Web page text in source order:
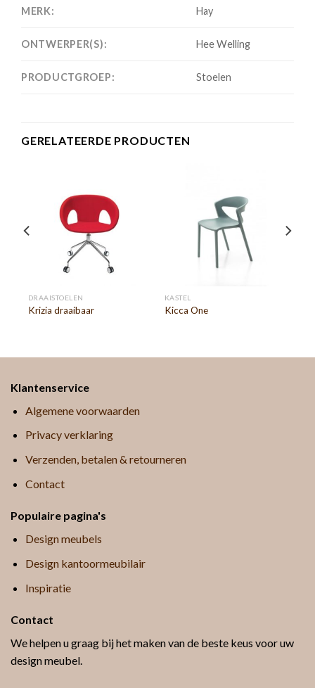
MERK: Hay
ONTWERPER(S): Hee Welling
PRODUCTGROEP: Stoelen
GERELATEERDE PRODUCTEN
DRAAISTOELEN
Krizia draaibaar
KASTEL
Kicca One
Klantenservice
Algemene voorwaarden
Privacy verklaring
Verzenden, betalen & retourneren
Contact
Populaire pagina's
Design meubels
Design kantoormeubilair
Inspiratie
Contact
We helpen u graag bij het maken van de beste keus voor uw
design meubel.